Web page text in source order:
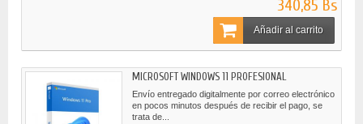
340,85 Bs
Añadir al carrito
MICROSOFT WINDOWS 11 PROFESIONAL
Envío entregado digitalmente por correo electrónico
en pocos minutos después de recibir el pago, se
trata de...